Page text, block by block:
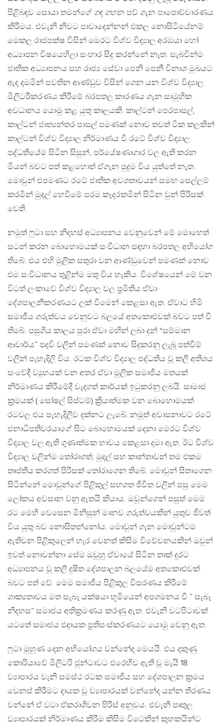
පිළිබඳව සොයා තමන්ගේ ගඳ ගහන පව් ගැන පාපොච්චාරණය
කිරීමය. එවැනි නිවට පාවාදෙන්නන් එකල නොසිටියේනම්
මෙකල රාජපක්ෂ විසින් මෙරට විශ්ව විද්‍යාල අරඹයා හෝ
අධ්‍යාපන විෂයෙහිලා සංහාර සිදු කරන්නේ නැත. සැබවින්ම
ජාතික අධ්‍යාපනය සහ රාජ්‍ය සේවා පෙනි පෙනී විනාශ මුඛයට
ඇද දමමින් පවතින ආණ්ඩුව විසින් ගෙන යන විශ්ව විද්‍යාල
මිලිටරීකරණය කිරීමේ බරපතල කාරණය ගැන සාමුහික
අවධානය යොමු කළ යුතු කාලයකි. කාල්ටන් පෙරපාසල්,
කාල්ටන් ජාත්‍යන්තර පාසල් පමණක් නොව තවත් ටික කලකින්
කාල්ටන් විශ්ව විද්‍යාල නිර්මාණය වී රටේ විශ්ව විද්‍යාල
පද්ධතියේම සිටින සිසුන්, පර්යේෂණාගාර වල ඇති කරන
මීයන් බවට පත් කළහොත් ඒගැන පුදුම විය යුත්තේ නැත.
මොවුන් එපමණට රටේ ජාතික අවශතාවයන් සමඟ සෙල්ලම්
කරමින් මුදල් හෙවීමේ පරම කෑදරකමින් සිටින වුන් පිරිසක්
වෙති.
නමුත් ෆුටා සහ නිදහස් අධ්‍යාපනය වෙනුවෙන් මේ මොහෙත්
සටන් කරන බොහොමයක් සංවිධාන සඳහා බරපතල අභියෝග
තිබේ. එය එහි මුලික සතුරා වන ආණ්ඩුවෙන් පමණක් නොව
එම සංවිධානය තුළින්ම මතු විය හැකිය. විශේෂයෙන් මේ වන
විටත් ලංකාවේ විශ්ව විද්‍යාල වල ප්‍රමිතිය ඒවා
දේශපාලනීකරණයට ලක් වීමෙන් කෙළසා ඇත. ඒවාට හිමි
සමාජීය ගරුත්වය වෙනුවට බලයේ අතකොළුවක් බවට පත් වී
තිබේ. පසුගිය කාලය පුරා ඒවා මඟින් ලබා දුන් “සම්මාන
ආචාර්ය” පදවි වලින් පමණක් නොව සිදුකරනු ලැබූ පත්වීම්
වලින් පැහැදිලි විය. රටක විශ්ව විද්‍යාල පද්ධතිය වූ කලී අතිශය
සංවේදී ව්‍යුහයක් වන අතර ඒවා මුලික සමාජීය මතයක්
නිර්මාණය කිරීමේදී වැදගත් කාර්යක් ඉටුකරනු ලබයි. සාමාජ
ක්‍රමයක් ( සෝෂල් සිස්ටම්) ක්‍රියාත්මක වන බොහොමයක්
රටවල එය පැහැදිලිව දක්නට ලැබේ. නමුත් අවාසනාවට රටේ
ජනාධිපතිවරයාගේ සිට බොහොමයක් දෙනා මෙරට විශ්ව
විද්‍යාල වල ඇති ගුණාත්මක භාවය කෙළසා දමා ඇත. ඊට විශ්ව
විද්‍යාල වලින්ම තෝරාගත්; මුදල් සහ කාන්තාවන් තම එකම
තෘප්තිය කරගත් පිරිසක් තෝරාගෙන තිබේ. මොවුන් සිතාගෙන
සිටින්නේ මොවුන්ගේ පිළිකුල් සහගත ජීවිත වලින් පසු මෙම
ලෝකය අවසාන වනු ඇතයි කියාය. ඔවුන්ගෙන් පසුත් මෙම
රට මෙහි වෙසෙන මිනිසුන් මානව ගරුත්වයකින් යුතුව ජීවත්
විය යුතු බව නොසිතන්නෝය. මොවුන් ගැන මොවුන්ටම
ඇතිවන පිළිකුලෙන් හැර වෙනත් කිසිම විවේචනයකින් ඔවුන්
ඉවත් නොවන්නා සේම ඔවුහු ඒවායේ සිටින තාක් දුරට
අධ්‍යාපනය වූ කලී දුෂිත දේශපාලන බලයේම අතකොළුවක්
බවට පත් වේ. මෙම සමාජීය පිළිකුල විසරණය කිරීමේ
ශාක්‍යතාවය මත සැබෑ යක්ෂයා භූමියෙන් අපගමනය වී ” සැබෑ
නිදහස” සමාජය අතික්‍රමණය කරණු ඇත. එවැනි වටපිටාවක්
යටතේ සමාජය ඵදායක ප්‍රතිසංස්කරණයට යොමු වෙනු ඇත.
ෆුටා මුහුණ දෙන අභියෝගය වන්නේද මෙයයි. එය දකුණු
කොරියාවේ මිලිටරි ජුන්ටාවට එරෙහිව ඇති වූ මැයි 18
ව්‍යාපාරය වැනි සමස්ථ රටක සමාජීය සහ දේශපාලන ක්‍රමය
වෙනස් කිරීමට දායක වූ ව්‍යාපාරයක් වන්නේද යන්න තීරණය
වන්නේ ඒ වටා ඒකරාශිවන පිරිස් අනුවය. එවැනි පෘතුල
ව්‍යාපාරයක් නිර්මාණය කිරීම කිසිම විටෙකින් කුහකයින්ට